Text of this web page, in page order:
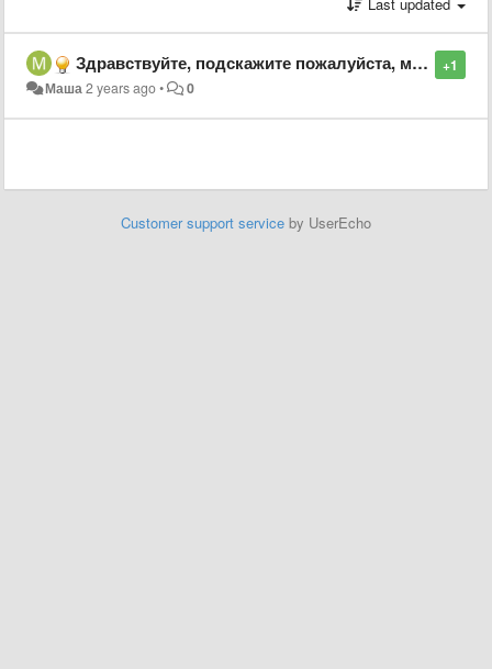
+1
Здравствуйте, подскажите пожалуйста, может вы сталкивались с такой проблемой. Не могу зарегистрировать kindle. При регистрации почты пишет "введенные вами данные не соответствуют учетной записи amazon" хотя все данные ввожу верно (пароль и почту) не знаю
Маша2 years ago• 0
Customer support service by UserEcho